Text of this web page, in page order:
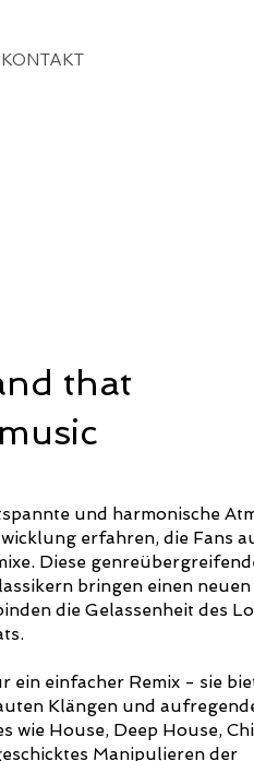
KONTAKT
that
und harmonische
erfahren, die Fans
Diese
bringen einen neuen
die Gelassenheit des
ein einfacher Remix - sie
Klängen und
wie House, Deep House,
Manipulieren der